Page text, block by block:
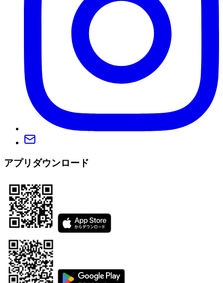
アプリダウンロード